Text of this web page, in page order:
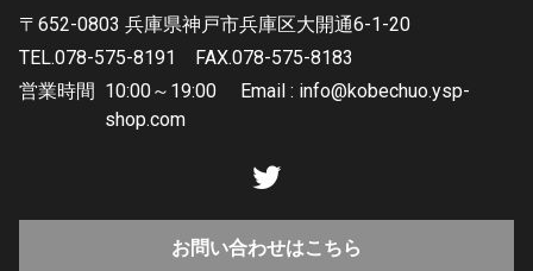
〒652-0803 兵庫県神戸市兵庫区大開通6-1-20
TEL.078-575-8191
FAX.078-575-8183
営業時間 10:00～19:00 Email : info@kobechuo.ysp-
shop.com
お問い合わせはこちら